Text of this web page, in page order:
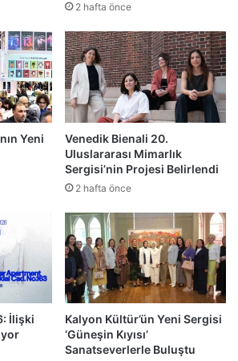
2 hafta önce
Yeni
Venedik Bienali 20.
Uluslararası Mimarlık
Sergisi’nin Projesi Belirlendi
2 hafta önce
İlişki
Kalyon Kültür’ün Yeni Sergisi
‘Güneşin Kıyısı’
Sanatseverlerle Buluştu